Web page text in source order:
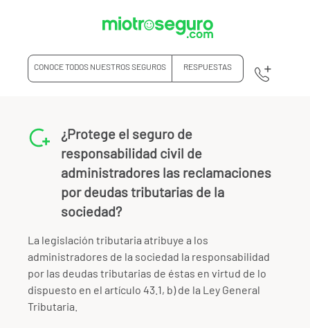
CONOCE TODOS NUESTROS SEGUROS RESPUESTAS
¿Protege el seguro de
responsabilidad civil de
administradores las reclamaciones
por deudas tributarias de la
sociedad?
La legislación tributaria atribuye a los
administradores de la sociedad la responsabilidad
por las deudas tributarias de éstas en virtud de lo
dispuesto en el artículo 43.1, b) de la Ley General
Tributaria.